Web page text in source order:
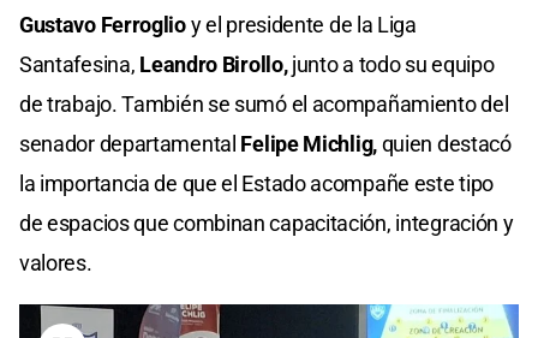
Gustavo Ferroglioy el presidente de la Liga
Santafesina, Leandro Birollo,junto a todo su equipo
de trabajo. También se sumó el acompañamiento del
senador departamental Felipe Michlig,quien destacó
la importancia de que el Estado acompañe este tipo
de espacios que combinan capacitación, integración y
valores.